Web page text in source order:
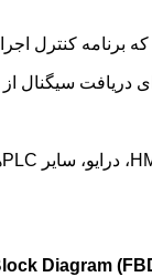
برنامه کنترل
دریافت سیگنال
Diagram